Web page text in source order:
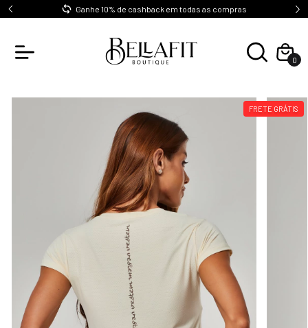
Ganhe 10% de cashback em todas as compras
0
FRETE GRÁTIS